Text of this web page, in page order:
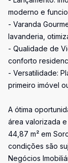
moderno e
- Varanda
lavanderia,
- Qualidade de
conforto
- Versatilidade:
primeiro imóvel
A ótima
área valorizada
44,87 m² em
condições são
Negócios